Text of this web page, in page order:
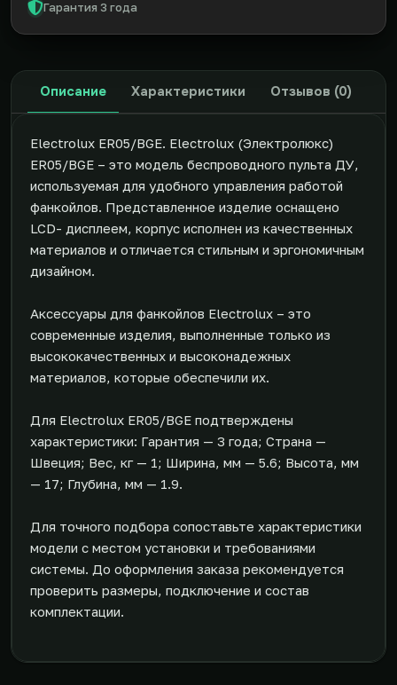
Гарантия 3 года
Описание Характеристики Отзывов (0)
Electrolux ER05/BGE. Electrolux (Электролюкс)
ER05/BGE – это модель беспроводного пульта ДУ,
используемая для удобного управления работой
фанкойлов. Представленное изделие оснащено
LCD- дисплеем, корпус исполнен из качественных
материалов и отличается стильным и эргономичным
дизайном.
Аксессуары для фанкойлов Electrolux – это
современные изделия, выполненные только из
высококачественных и высоконадежных
материалов, которые обеспечили их.
Для Electrolux ER05/BGE подтверждены
характеристики: Гарантия — 3 года; Страна —
Швеция; Вес, кг — 1; Ширина, мм — 5.6; Высота, мм
— 17; Глубина, мм — 1.9.
Для точного подбора сопоставьте характеристики
модели с местом установки и требованиями
системы. До оформления заказа рекомендуется
проверить размеры, подключение и состав
комплектации.